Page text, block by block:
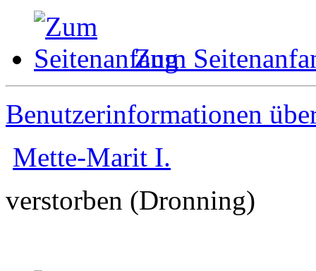
Zum
Benutzerinformationen
Mette-Marit I.
verstorben (Dronning)